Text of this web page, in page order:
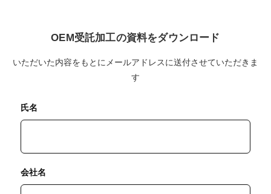
OEM受託加工の資料をダウンロード
いただいた内容をもとにメールアドレスに送付させていただきま
す
氏名
会社名